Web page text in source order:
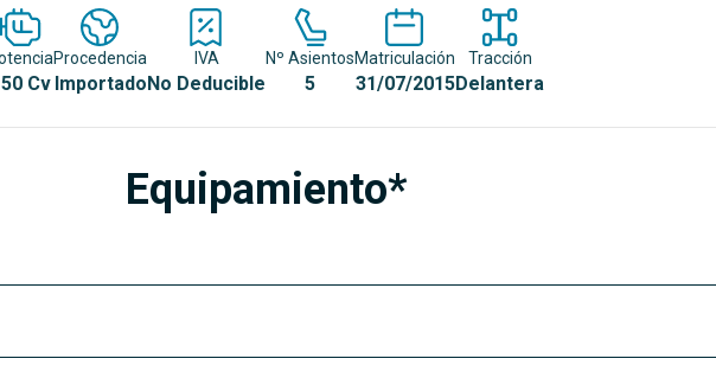
Cv
Procedencia
Importado
IVA
No Deducible
Nº Asientos
5
Matriculación
31/07/2015
Tracción
Delantera
Equipamiento*